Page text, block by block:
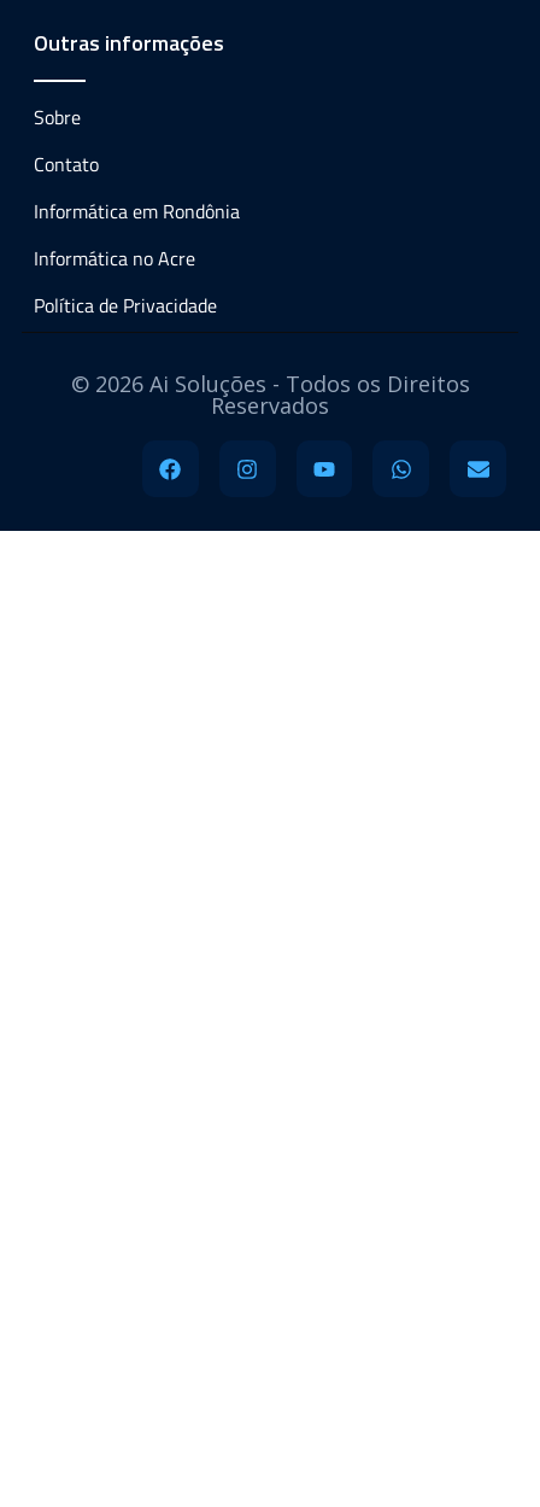
Outras informações
Sobre
Contato
Informática em Rondônia
Informática no Acre
Política de Privacidade
© 2026 Ai Soluções - Todos os Direitos
Reservados